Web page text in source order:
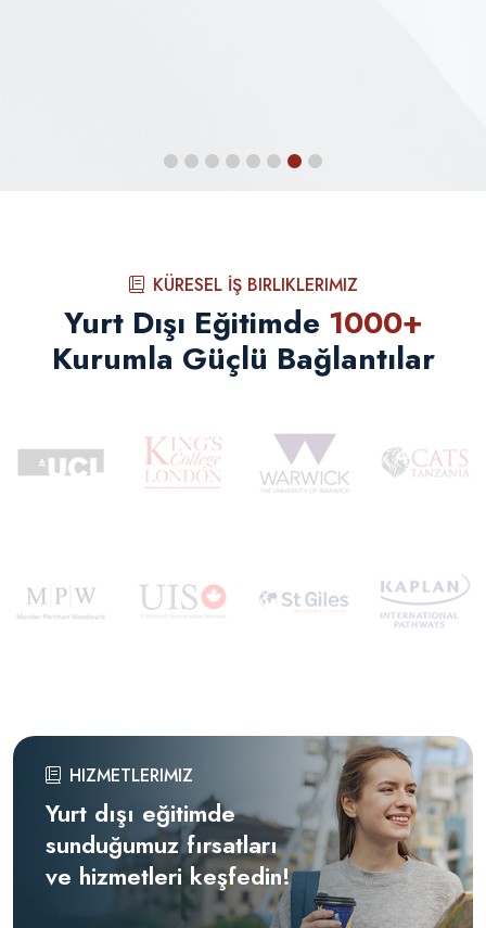
KÜRESEL İŞ BIRLIKLERIMIZ
Yurt Dışı Eğitimde 1000+
Kurumla Güçlü Bağlantılar
HIZMETLERIMIZ
Yurt dışı eğitimde
sunduğumuz fırsatları
ve hizmetleri keşfedin!